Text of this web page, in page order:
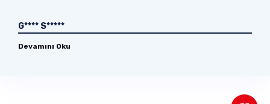
G**** S*****
Devamını Oku